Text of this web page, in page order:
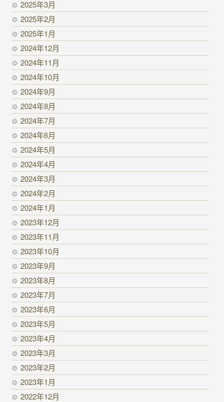
2025年3月
2025年2月
2025年1月
2024年12月
2024年11月
2024年10月
2024年9月
2024年8月
2024年7月
2024年6月
2024年5月
2024年4月
2024年3月
2024年2月
2024年1月
2023年12月
2023年11月
2023年10月
2023年9月
2023年8月
2023年7月
2023年6月
2023年5月
2023年4月
2023年3月
2023年2月
2023年1月
2022年12月